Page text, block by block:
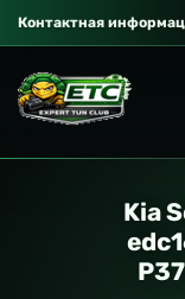
Контактная
Kia